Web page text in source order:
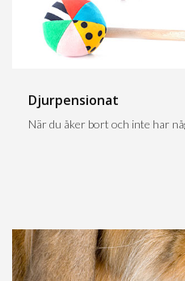
Djurpensionat
När du åker bort och inte har